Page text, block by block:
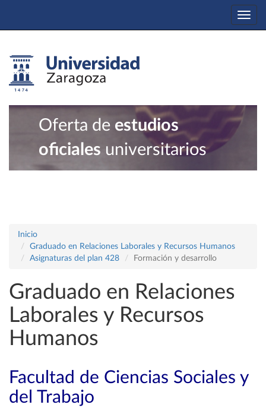
Oferta de estudios
oficiales universitarios
Inicio
Graduado en Relaciones Laborales y Recursos Humanos
Asignaturas del plan 428
Formación y desarrollo
Graduado en Relaciones
Laborales y Recursos
Humanos
Facultad de Ciencias Sociales y
del Trabajo